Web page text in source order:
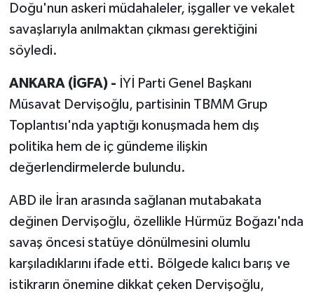
Doğu'nun askeri müdahaleler, işgaller ve vekalet
savaşlarıyla anılmaktan çıkması gerektiğini
söyledi.
ANKARA (İGFA) - İYİ Parti Genel Başkanı
Müsavat Dervişoğlu, partisinin TBMM Grup
Toplantısı'nda yaptığı konuşmada hem dış
politika hem de iç gündeme ilişkin
değerlendirmelerde bulundu.
ABD ile İran arasında sağlanan mutabakata
değinen Dervişoğlu, özellikle Hürmüz Boğazı'nda
savaş öncesi statüye dönülmesini olumlu
karşıladıklarını ifade etti. Bölgede kalıcı barış ve
istikrarın önemine dikkat çeken Dervişoğlu,